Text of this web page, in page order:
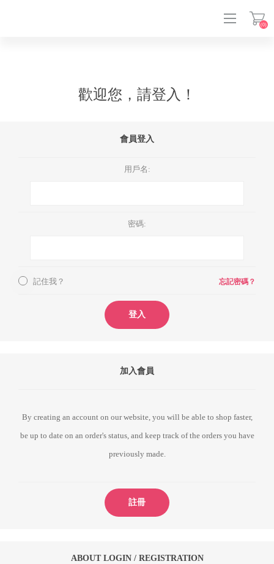
(0)
歡迎您，請登入！
會員登入
用戶名:
密碼:
記住我？ 忘記密碼？
登入
加入會員
By creating an account on our website, you will be able to shop faster,
be up to date on an order's status, and keep track of the orders you have
previously made.
註冊
ABOUT LOGIN / REGISTRATION